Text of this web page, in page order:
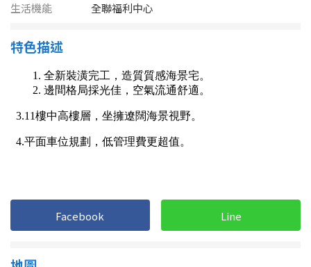
屏東縣
花蓮縣
樓層
3樓
生活機能
全聯福利中心
特色描述
Facebook Line